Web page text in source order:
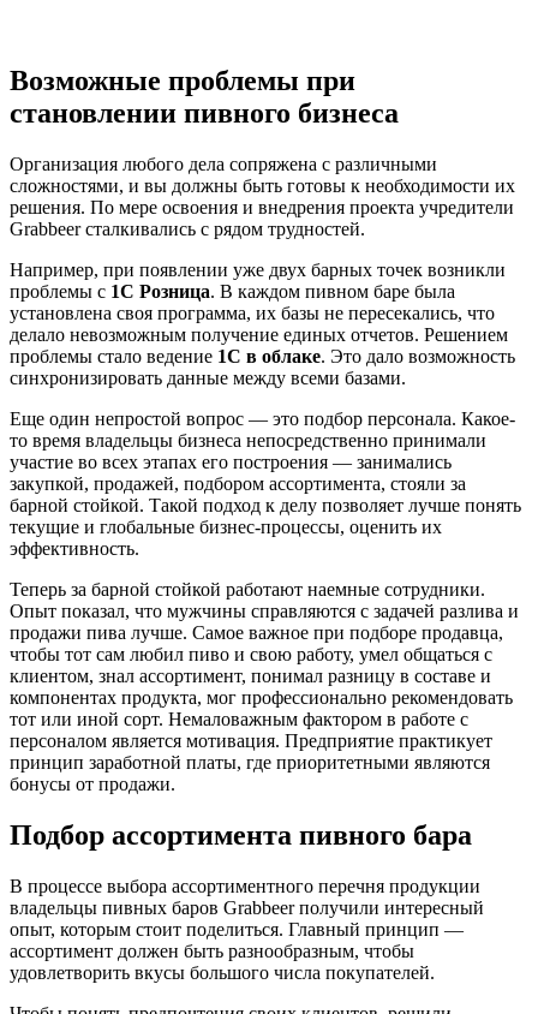
Возможные проблемы при
становлении пивного бизнеса
Организация любого дела сопряжена с различными
сложностями, и вы должны быть готовы к необходимости их
решения. По мере освоения и внедрения проекта учредители
Grabbeer сталкивались с рядом трудностей.
Например, при появлении уже двух барных точек возникли
проблемы с 1С Розница. В каждом пивном баре была
установлена своя программа, их базы не пересекались, что
делало невозможным получение единых отчетов. Решением
проблемы стало ведение 1С в облаке. Это дало возможность
синхронизировать данные между всеми базами.
Еще один непростой вопрос — это подбор персонала. Какое-
то время владельцы бизнеса непосредственно принимали
участие во всех этапах его построения — занимались
закупкой, продажей, подбором ассортимента, стояли за
барной стойкой. Такой подход к делу позволяет лучше понять
текущие и глобальные бизнес-процессы, оценить их
эффективность.
Теперь за барной стойкой работают наемные сотрудники.
Опыт показал, что мужчины справляются с задачей разлива и
продажи пива лучше. Самое важное при подборе продавца,
чтобы тот сам любил пиво и свою работу, умел общаться с
клиентом, знал ассортимент, понимал разницу в составе и
компонентах продукта, мог профессионально рекомендовать
тот или иной сорт. Немаловажным фактором в работе с
персоналом является мотивация. Предприятие практикует
принцип заработной платы, где приоритетными являются
бонусы от продажи.
Подбор ассортимента пивного бара
В процессе выбора ассортиментного перечня продукции
владельцы пивных баров Grabbeer получили интересный
опыт, которым стоит поделиться. Главный принцип —
ассортимент должен быть разнообразным, чтобы
удовлетворить вкусы большого числа покупателей.